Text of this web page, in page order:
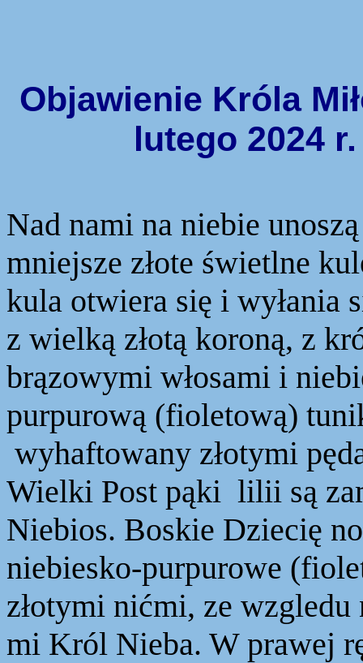
Objawienie Króla
lutego 2024
Nad nami na niebie
mniejsze złote świetlne
kula otwiera się i wyłania
z wielką złotą koroną, z
brązowymi włosami i
purpurową (fioletową)
wyhaftowany złotymi
Wielki Post pąki lilii są
Niebios. Boskie Dziecię
niebiesko-purpurowe
złotymi nićmi, ze
mi Król Nieba. W prawej